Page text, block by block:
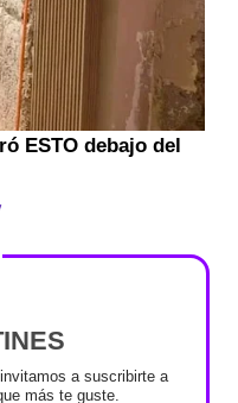
a suscribirte a
más te guste.